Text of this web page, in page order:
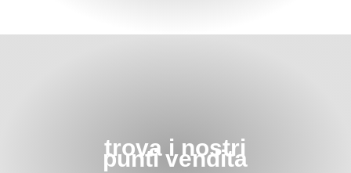
trova i nostri
punti vendita